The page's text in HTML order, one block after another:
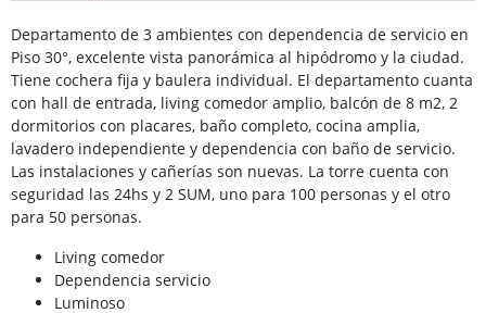
Departamento de 3 ambientes con dependencia de servicio en
Piso 30°, excelente vista panorámica al hipódromo y la ciudad.
Tiene cochera fija y baulera individual. El departamento cuanta
con hall de entrada, living comedor amplio, balcón de 8 m2, 2
dormitorios con placares, baño completo, cocina amplia,
lavadero independiente y dependencia con baño de servicio.
Las instalaciones y cañerías son nuevas. La torre cuenta con
seguridad las 24hs y 2 SUM, uno para 100 personas y el otro
para 50 personas.
Living comedor
Dependencia servicio
Luminoso